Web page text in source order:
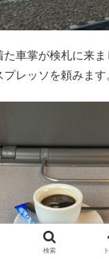
車掌が検札に来ま
レッソを頼みます
検索